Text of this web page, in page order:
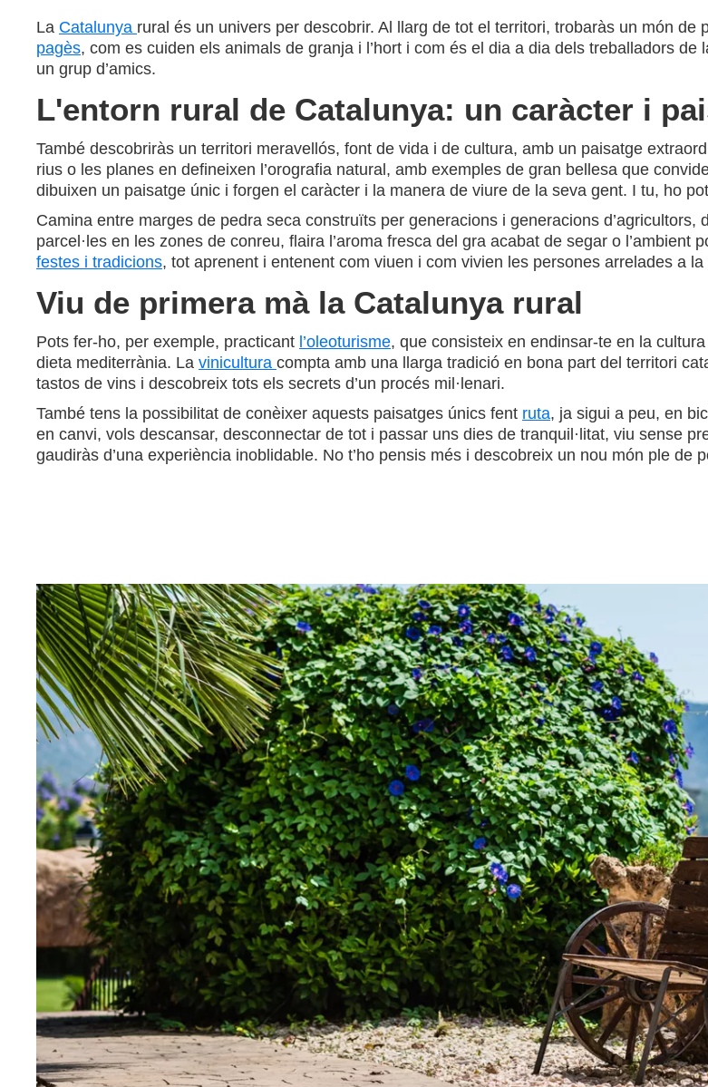
La Catalunya rural és un univers per descobrir. Al llarg de tot el territori, trobaràs un món
pagès, com es cuiden els animals de granja i l’hort i com és el dia a dia dels treballadors
un grup d’amics.
L'entorn rural de Catalunya: un caràcter i
També descobriràs un territori meravellós, font de vida i de cultura, amb un paisatge
rius o les planes en defineixen l’orografia natural, amb exemples de gran bellesa que
dibuixen un paisatge únic i forgen el caràcter i la manera de viure de la seva gent. I tu, ho
Camina entre marges de pedra seca construïts per generacions i generacions
parcel·les en les zones de conreu, flaira l’aroma fresca del gra acabat de segar o
festes i tradicions, tot aprenent i entenent com viuen i com vivien les persones arrelades a
Viu de primera mà la Catalunya rural
Pots fer-ho, per exemple, practicant l’oleoturisme, que consisteix en endinsar-te en la
dieta mediterrània. La vinicultura compta amb una llarga tradició en bona part del territori
tastos de vins i descobreix tots els secrets d’un procés mil·lenari.
També tens la possibilitat de conèixer aquests paisatges únics fent ruta, ja sigui a peu, en
en canvi, vols descansar, desconnectar de tot i passar uns dies de tranquil·litat, viu sense
gaudiràs d’una experiència inoblidable. No t’ho pensis més i descobreix un nou món ple de